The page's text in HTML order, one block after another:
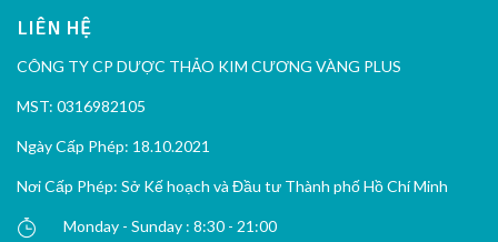
LIÊN HỆ
CÔNG TY CP DƯỢC THẢO KIM CƯƠNG VÀNG PLUS
MST: 0316982105
Ngày Cấp Phép: 18.10.2021
Nơi Cấp Phép: Sở Kế hoạch và Đầu tư Thành phố Hồ Chí Minh
Monday - Sunday : 8:30 - 21:00